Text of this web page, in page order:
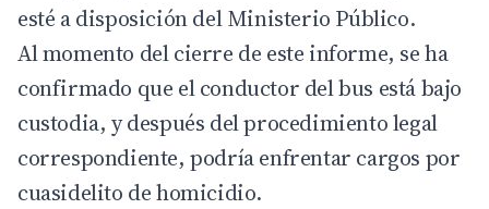
esté a disposición del Ministerio Público.
Al momento del cierre de este informe, se ha
confirmado que el conductor del bus está bajo
custodia, y después del procedimiento legal
correspondiente, podría enfrentar cargos por
cuasidelito de homicidio.